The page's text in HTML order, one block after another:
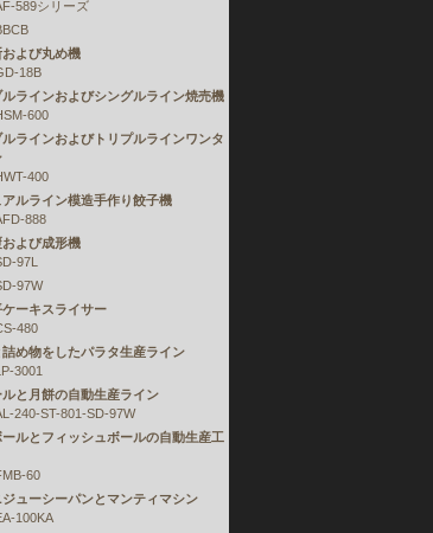
589シリーズ
および丸め機
18B
ルラインおよびシングルライン焼売機
600
ルラインおよびトリプルラインワンタ
400
アルライン模造手作り餃子機
888
および成形機
97L
97W
ケーキスライサー
480
詰め物をしたパラタ生産ライン
3001
と月餅の自動生産ライン
240-ST-801-SD-97W
ールとフィッシュボールの自動生産工
60
ジューシーパンとマンティマシン
100KA